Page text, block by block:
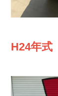
H24年